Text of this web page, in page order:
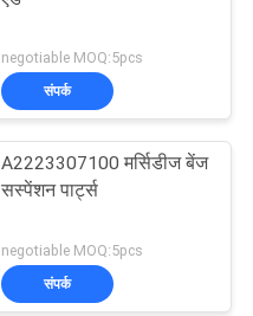
negotiable MOQ:5pcs
संपर्क
A2223307100 मर्सिडीज बेंज
सस्पेंशन पार्ट्स
negotiable MOQ:5pcs
संपर्क